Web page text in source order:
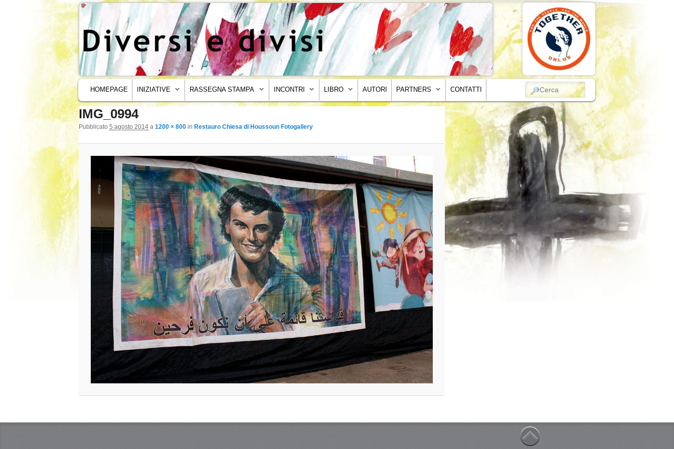
MENU PRINCIPALE
VAI AL CONTENUTO PRINCIPALE
VAI AL CONTENUTO SECONDARIO
HOMEPAGE INIZIATIVE RASSEGNA STAMPA INCONTRI LIBRO AUTORI PARTNERS CONTATTI CERCA
Navigazione immagini
IMG_0994
Pubblicato 5 agosto 2014 a 1200 × 800 in Restauro Chiesa di Houssoun Fotogallery